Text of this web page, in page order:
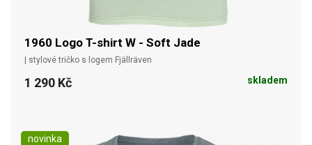
1960 Logo T-shirt W - Soft Jade
| stylové tričko s logem Fjällräven
1 290 Kč skladem
novinka